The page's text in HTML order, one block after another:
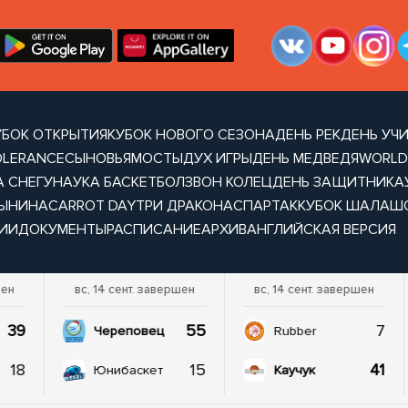
ОТКРЫТИЯКУБОК НОВОГО СЕЗОНАДЕНЬ РЕКДЕНЬ
СЫНОВЬЯМОСТЫДУХ ИГРЫДЕНЬ МЕДВЕДЯ
СНЕГУНАУКА БАСКЕТБОЛЗВОН КОЛЕЦДЕНЬ ЗАЩИТНИКА
CARROT DAYТРИ ДРАКОНАСПАРТАККУБОК
ДОКУМЕНТЫРАСПИСАНИЕАРХИВАНГЛИЙСКАЯ ВЕРСИЯ
39
18
вс, 14 сент. завершен
Череповец 55
Юнибаскет 15
вс, 14 сент. завершен
Rubber 7
Каучук 41